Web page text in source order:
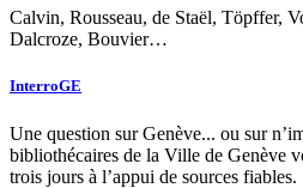
Calvin, Rousseau, de Staël, Töpffer,
Dalcroze, Bouvier…
InterroGE
Une question sur Genève... ou sur
bibliothécaires de la Ville de Genève
trois jours à l’appui de sources fiables.